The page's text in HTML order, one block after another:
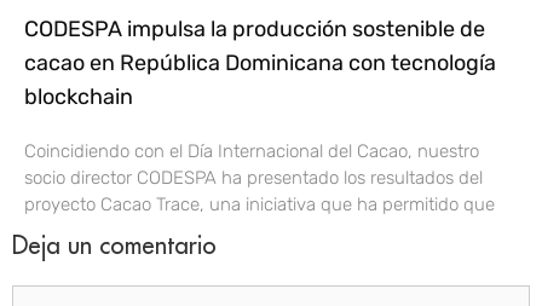
CODESPA impulsa la producción sostenible de
cacao en República Dominicana con tecnología
blockchain
Coincidiendo con el Día Internacional del Cacao, nuestro
socio director CODESPA ha presentado los resultados del
proyecto Cacao Trace, una iniciativa que ha permitido que
Deja un comentario